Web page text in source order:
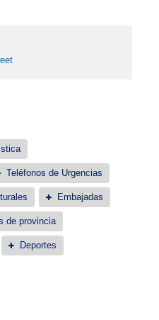
Teléfonos de Urgencias
Embajadas
de provincia
Deportes